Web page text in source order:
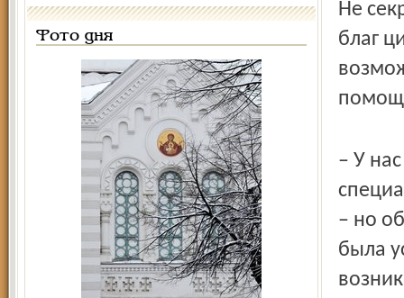
Фото дня
Не
благ
– У
– но
была